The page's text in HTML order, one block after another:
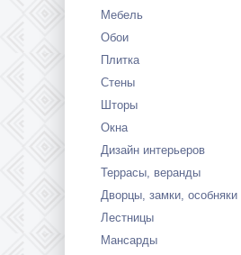
Мебель
Обои
Плитка
Стены
Шторы
Окна
Дизайн интерьеров
Террасы, веранды
Дворцы, замки, особняки
Лестницы
Мансарды